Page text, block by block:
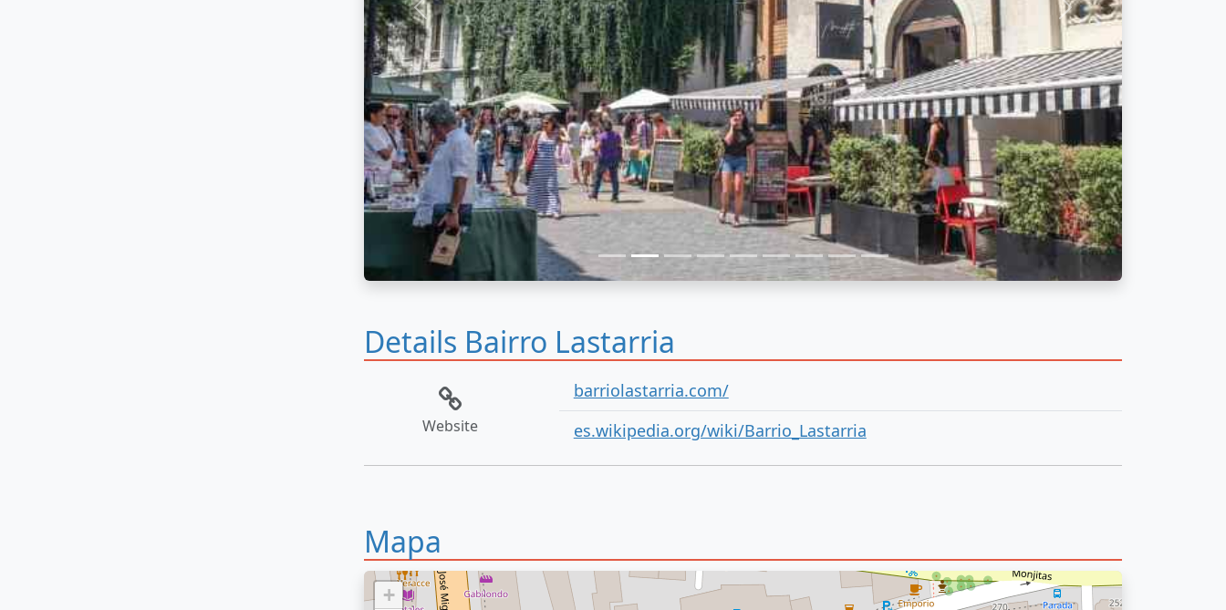
Anterior Próximo
Details Bairro Lastarria
Website
barriolastarria.com/
es.wikipedia.org/wiki/Barrio_Lastarria
Mapa
+